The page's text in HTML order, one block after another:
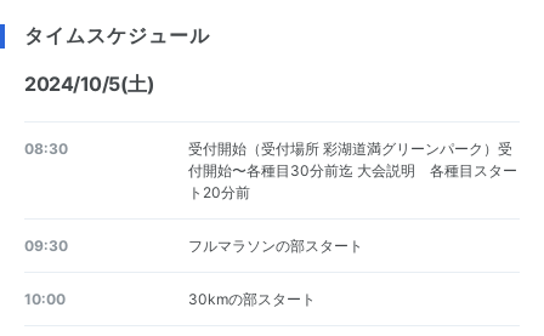
タイムスケジュール
2024/10/5(土)
08:30
受付開始（受付場所 彩湖道満グリーンパーク）受
付開始〜各種目30分前迄 大会説明 各種目スター
ト20分前
09:30 フルマラソンの部スタート
10:00 30kmの部スタート